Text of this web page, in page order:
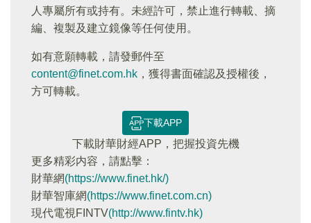
人專屬所有或持有。未經許可，禁止進行轉載、摘
編、複製及建立鏡像等任何使用。
如有意願轉載，請發郵件至
content@finet.com.hk ，獲得書面確認及授權後，
方可轉載。
下載APP
下載財華財經APP，把握投資先機
更多精彩内容，請點擊：
財華網(https://www.finet.hk/)
財華智庫網(https://www.finet.com.cn)
現代電視FINTV(http://www.fintv.hk)